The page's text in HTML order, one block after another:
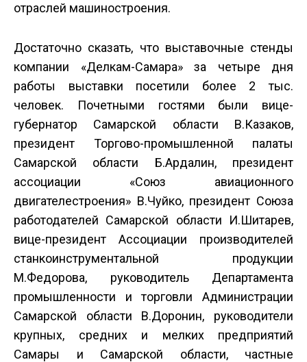
отраслей машиностроения.
Достаточно сказать, что выставочные стенды
компании «Делкам-Самара» за четыре дня
работы выставки посетили более 2 тыс.
человек. Почетными гостями были вице-
губернатор Самарской области В.Казаков,
президент Торгово-промышленной палаты
Самарской области Б.Ардалин, президент
ассоциации «Союз авиационного
двигателестроения» В.Чуйко, президент Союза
работодателей Самарской области И.Шитарев,
вице-президент Ассоциации производителей
станкоинструментальной продукции
М.Федорова, руководитель Департамента
промышленности и торговли Администрации
Самарской области В.Доронин, руководители
крупных, средних и мелких предприятий
Самары и Самарской области, частные